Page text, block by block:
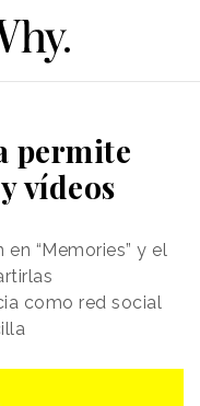
permite
vídeos
“Memories” y el
como red social